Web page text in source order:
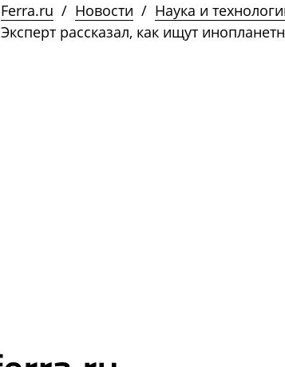
Ferra.ru / Новости / Наука и
Эксперт рассказал, как ищут